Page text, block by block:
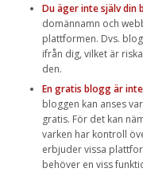
Du äger inte själv din
domännamn och
plattformen. Dvs.
ifrån dig, vilket är
den.
En gratis blogg är
bloggen kan anses
gratis. För det kan
varken har kontroll
erbjuder vissa
behöver en viss